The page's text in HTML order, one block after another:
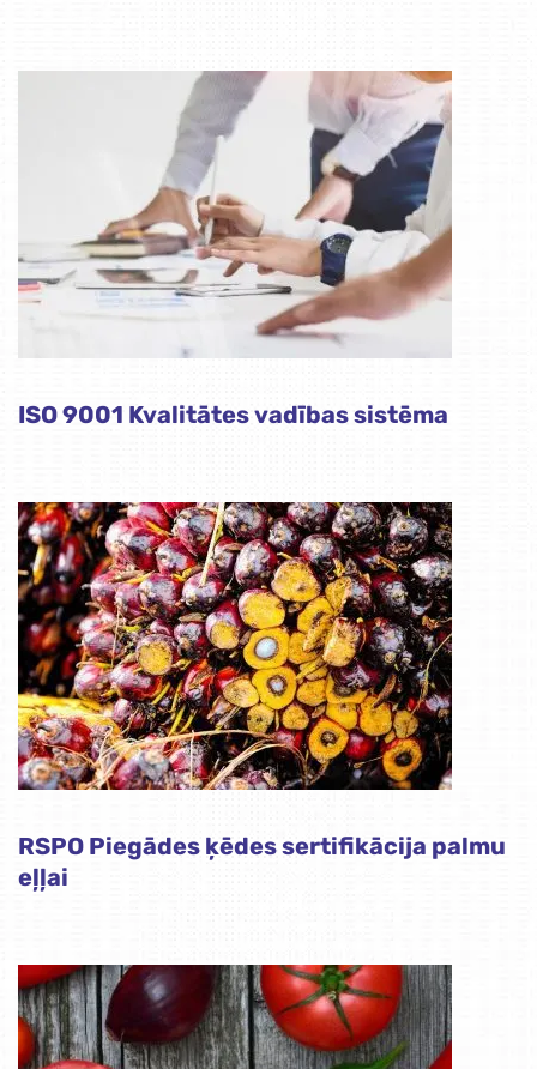
ISO 9001 Kvalitātes vadības sistēma
RSPO Piegādes ķēdes sertifikācija palmu
eļļai